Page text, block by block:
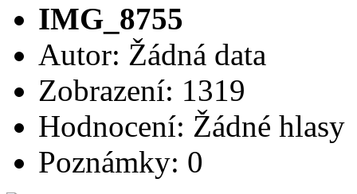
IMG_8755
Autor: Žádná data
Zobrazení: 1319
Hodnocení: Žádné hlasy
Poznámky: 0